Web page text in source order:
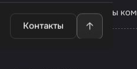
Контакты
Квесты в Казани Квесты